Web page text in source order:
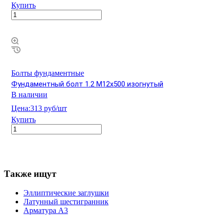
Купить
Болты фундаментные
Фундаментный болт 1.2 М12х500 изогнутый
В наличии
Цена:313 руб/шт
Купить
Также ищут
Эллиптические заглушки
Латунный шестигранник
Арматура А3